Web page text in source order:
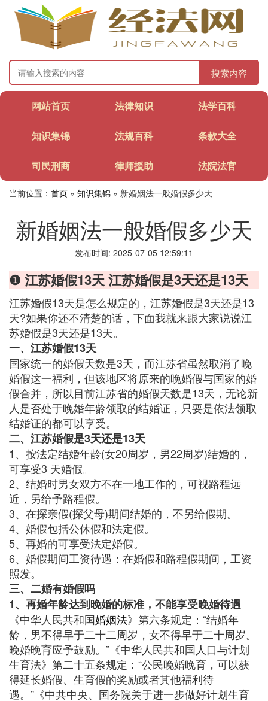
搜索内容
网站首页 法律知识 法学百科
知识集锦 法规百科 条款大全
司民刑商 律师援助 法院法官
当前位置： 首页 » 知识集锦 » 新婚姻法一般婚假多少天
新婚姻法一般婚假多少天
发布时间: 2025-07-05 12:59:11
❶ 江苏婚假13天 江苏婚假是3天还是13天
江苏婚假13天是怎么规定的，江苏婚假是3天还是13
天?如果你还不清楚的话，下面我就来跟大家说说江
苏婚假是3天还是13天。
一、江苏婚假13天
国家统一的婚假天数是3天，而江苏省虽然取消了晚
婚假这一福利，但该地区将原来的晚婚假与国家的婚
假合并，所以目前江苏省的婚假天数是13天，无论新
人是否处于晚婚年龄领取的结婚证，只要是依法领取
结婚证的都可以享受。
二、江苏婚假是3天还是13天
1、按法定结婚年龄(女20周岁，男22周岁)结婚的，
可享受3 天婚假。
2、结婚时男女双方不在一地工作的，可视路程远
近，另给予路程假。
3、在探亲假(探父母)期间结婚的，不另给假期。
4、婚假包括公休假和法定假。
5、再婚的可享受法定婚假。
6、婚假期间工资待遇：在婚假和路程假期间，工资
照发。
三、二婚有婚假吗
1、再婚年龄达到晚婚的标准，不能享受晚婚待遇
《中华人民共和国婚姻法》第六条规定：“结婚年
龄，男不得早于二十二周岁，女不得早于二十周岁。
晚婚晚育应予鼓励。”《中华人民共和国人口与计划
生育法》第二十五条规定：“公民晚婚晚育，可以获
得延长婚假、生育假的奖励或者其他福利待
遇。”《中共中央、国务院关于进一步做好计划生育